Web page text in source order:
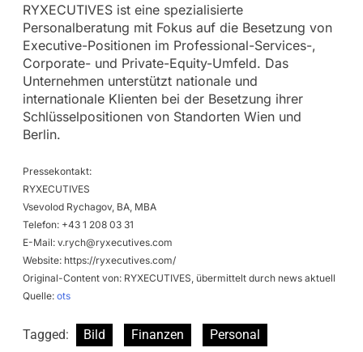
RYXECUTIVES ist eine spezialisierte
Personalberatung mit Fokus auf die Besetzung von
Executive-Positionen im Professional-Services-,
Corporate- und Private-Equity-Umfeld. Das
Unternehmen unterstützt nationale und
internationale Klienten bei der Besetzung ihrer
Schlüsselpositionen von Standorten Wien und
Berlin.
Pressekontakt:
RYXECUTIVES
Vsevolod Rychagov, BA, MBA
Telefon: +43 1 208 03 31
E-Mail: v.rych@ryxecutives.com
Website: https://ryxecutives.com/
Original-Content von: RYXECUTIVES, übermittelt durch news aktuell
Quelle: ots
Tagged: Bild Finanzen
Personal